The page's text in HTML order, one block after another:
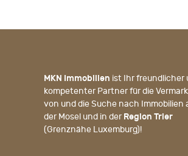
MKN Immobilien ist Ihr freundlicher
kompetenter Partner für die
von und die Suche nach Immobilien
der Mosel und in der Region Trier
(Grenznähe Luxemburg)!